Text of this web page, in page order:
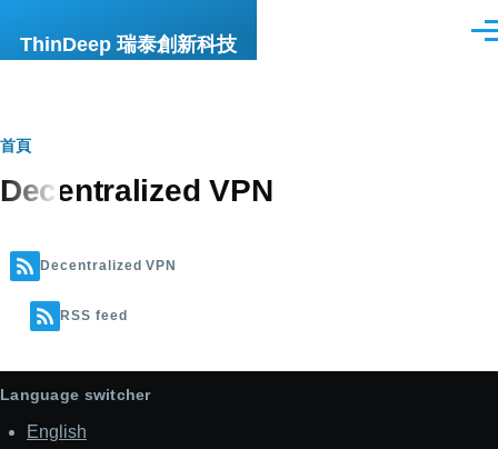
ThinDeep 瑞泰創新科技
選
導
航
結
首頁
Decentralized VPN
Decentralized VPN
RSS feed
Language switcher
English